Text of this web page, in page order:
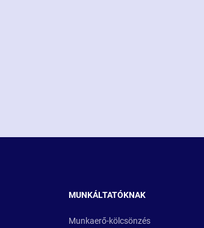
MUNKÁLTATÓKNAK
Munkaerő-kölcsönzés